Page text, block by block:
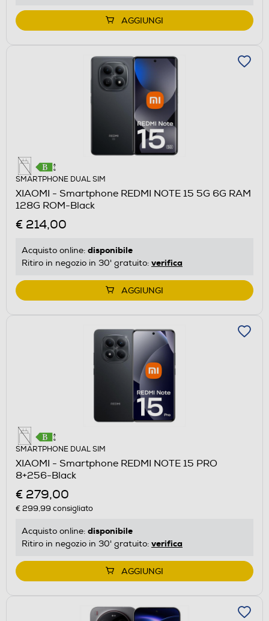
AGGIUNGI
SMARTPHONE DUAL SIM
XIAOMI - Smartphone REDMI NOTE 15 5G 6G RAM
128G ROM-Black
€ 214,00
Acquisto online: disponibile
Ritiro in negozio in 30' gratuito: verifica
AGGIUNGI
SMARTPHONE DUAL SIM
XIAOMI - Smartphone REDMI NOTE 15 PRO
8+256-Black
€ 279,00
€ 299,99 consigliato
Acquisto online: disponibile
Ritiro in negozio in 30' gratuito: verifica
AGGIUNGI